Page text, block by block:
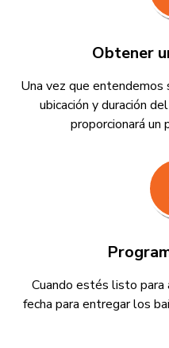
Obtener
Una vez que entendemos
ubicación y duración
proporcionará
Cuando estés listo para
fecha para entregar los